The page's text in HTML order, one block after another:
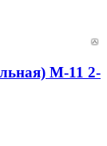
М-11 2-